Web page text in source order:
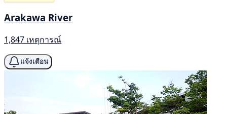
Arakawa River
1,847 เหตุการณ์
แจ้งเตือน